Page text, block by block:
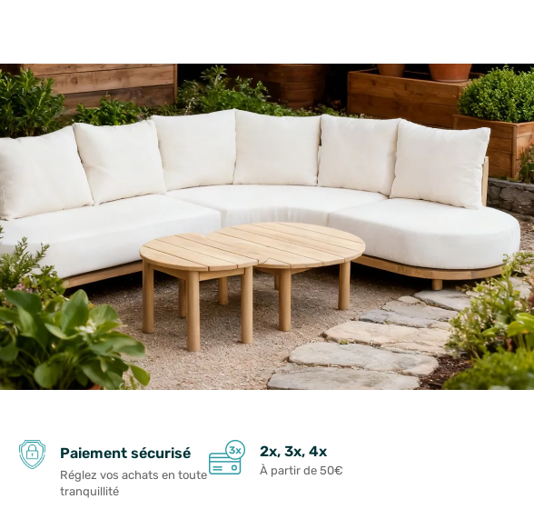
Paiement sécurisé
Réglez vos achats en toute
tranquillité
2x, 3x, 4x
À partir de 50€